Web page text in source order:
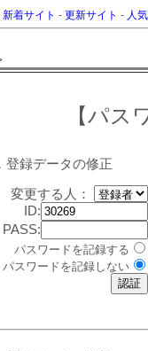
新着サイト - 更新サイト - 人
【パス
登録データの修正
変更する人：
ID:
PASS:
パスワードを記録する
パスワードを記録しない